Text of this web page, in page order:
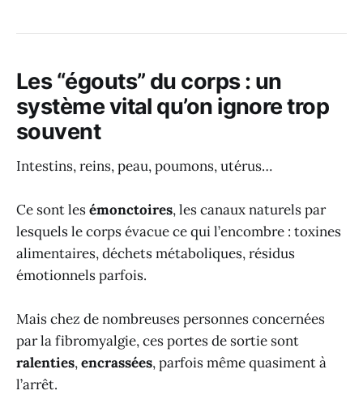
Les “égouts” du corps : un
système vital qu’on ignore trop
souvent
Intestins, reins, peau, poumons, utérus…
Ce sont lesémonctoires, les canaux naturels par
lesquels le corps évacue ce qui l’encombre : toxines
alimentaires, déchets métaboliques, résidus
émotionnels parfois.
Mais chez de nombreuses personnes concernées
par la fibromyalgie, ces portes de sortie sont
ralenties,encrassées, parfois même quasiment à
l’arrêt.